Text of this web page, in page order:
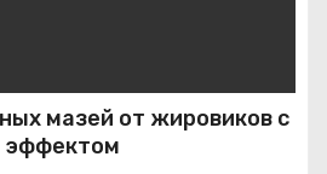
мазей от жировиков с